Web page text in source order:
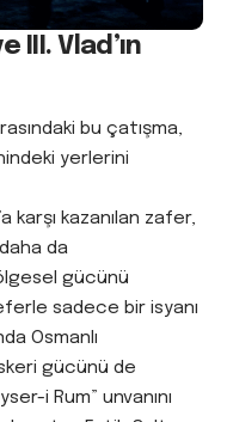
Vlad’ın
bu çatışma,
yerlerini
karşı kazanılan zafer,
da
gücünü
sadece bir isyanı
Osmanlı
gücünü de
i Rum” unvanını